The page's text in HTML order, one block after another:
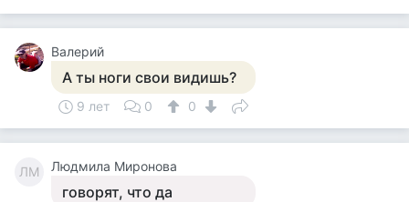
Валерий
А ты ноги свои видишь?
9 лет 0 0
ЛМ Людмила Миронова
говорят, что да